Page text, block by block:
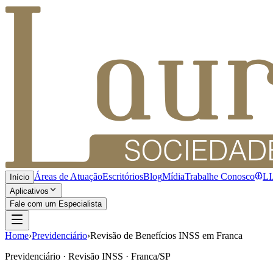
Início Áreas de AtuaçãoEscritóriosBlogMídiaTrabalhe Conosco
Aplicativos
Fale com um Especialista
Home›Previdenciário›Revisão de Benefícios INSS em Franca
Previdenciário · Revisão INSS · Franca/SP